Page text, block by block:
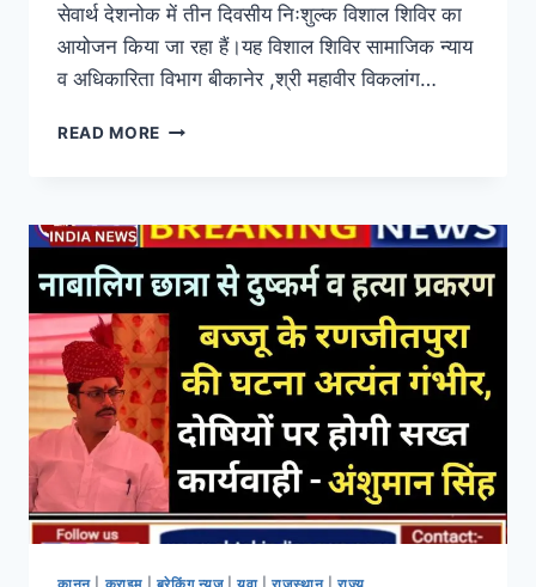
ByAbtak India News February 22, 2026
अबतक इंडिया न्यूज देशनोक 22 फरवरी । ‘ नर सेवा ही
नारायण सेवा ‘ की तर्ज पर मानव व सामाजिक सेवा में अग्रणी
सेवारत बोथरा फाउंडेशन देशनोक द्वारा निःशक्तजन की
व अधिकारिता विभाग बीकानेर ,श्री महावीर विकलांग…
READ MORE